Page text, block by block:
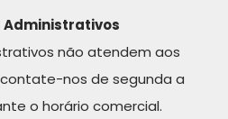
Administrativos
não atendem aos
nos de segunda a
o horário comercial.